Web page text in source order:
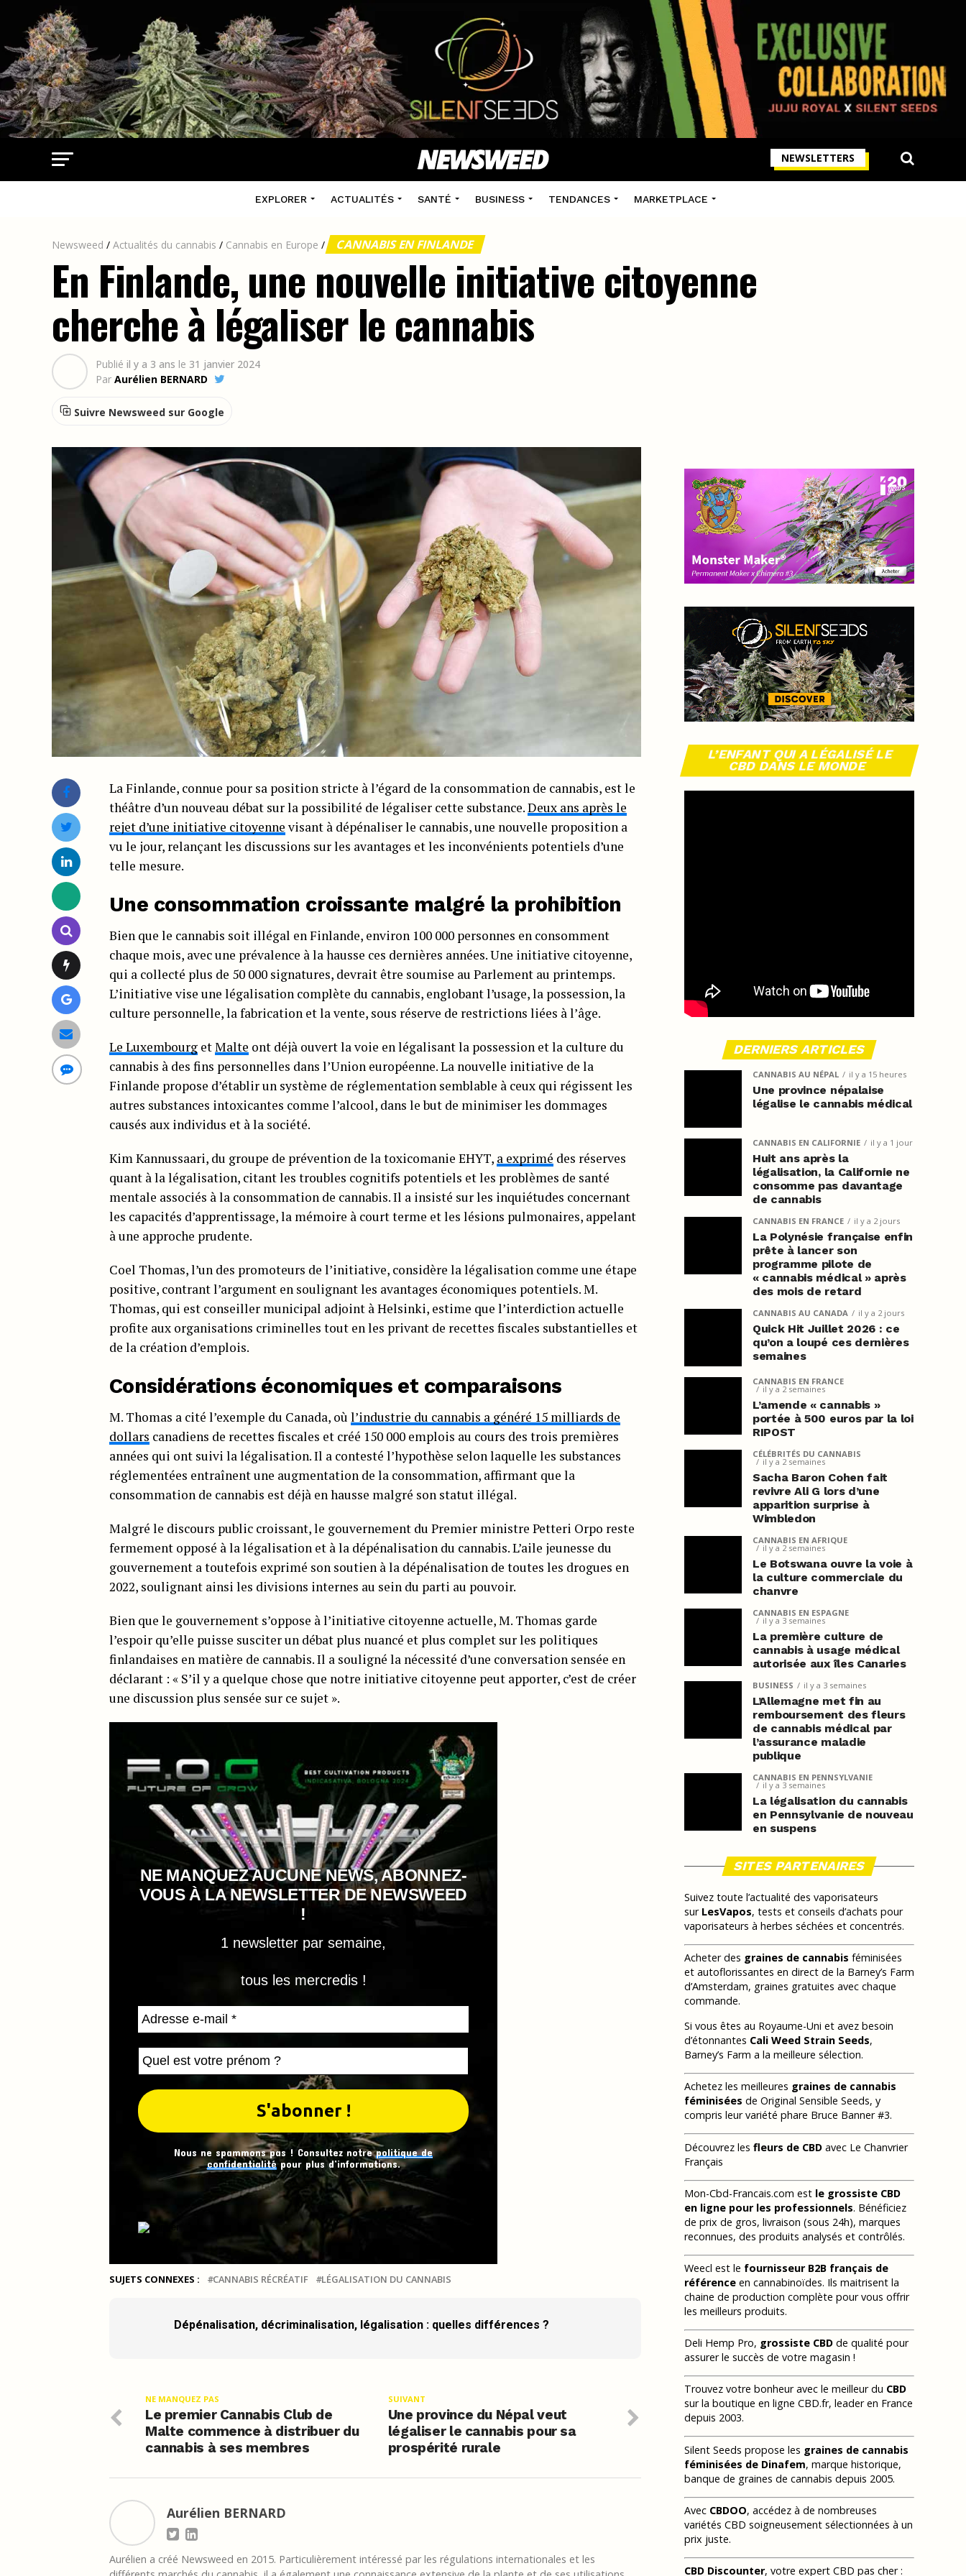
NEWSLETTERS
EXPLORER ACTUALITÉS SANTÉ BUSINESS TENDANCES MARKETPLACE
Newsweed / Actualités du cannabis / Cannabis en Europe / CANNABIS EN FINLANDE
En Finlande, une nouvelle initiative citoyenne
cherche à légaliser le cannabis
Publié il y a 3 ans le 31 janvier 2024
Par Aurélien BERNARD
Suivre Newsweed sur Google
La Finlande, connue pour sa position stricte à l’égard de la consommation de cannabis, est le
théâtre d’un nouveau débat sur la possibilité de légaliser cette substance.Deux ans après le
rejet d’une initiative citoyenne visant à dépénaliser le cannabis, une nouvelle proposition a
vu le jour, relançant les discussions sur les avantages et les inconvénients potentiels d’une
telle mesure.
Une consommation croissante malgré la prohibition
Bien que le cannabis soit illégal en Finlande, environ 100 000 personnes en consomment
chaque mois, avec une prévalence à la hausse ces dernières années. Une initiative citoyenne,
qui a collecté plus de 50 000 signatures, devrait être soumise au Parlement au printemps.
L’initiative vise une légalisation complète du cannabis, englobant l’usage, la possession, la
culture personnelle, la fabrication et la vente, sous réserve de restrictions liées à l’âge.
Le Luxembourg etMalte ont déjà ouvert la voie en légalisant la possession et la culture du
cannabis à des fins personnelles dans l’Union européenne. La nouvelle initiative de la
Finlande propose d’établir un système de réglementation semblable à ceux qui régissent les
autres substances intoxicantes comme l’alcool, dans le but de minimiser les dommages
causés aux individus et à la société.
Kim Kannussaari, du groupe de prévention de la toxicomanie EHYT, a exprimé des réserves
quant à la légalisation, citant les troubles cognitifs potentiels et les problèmes de santé
mentale associés à la consommation de cannabis. Il a insisté sur les inquiétudes concernant
les capacités d’apprentissage, la mémoire à court terme et les lésions pulmonaires, appelant
à une approche prudente.
Coel Thomas, l’un des promoteurs de l’initiative, considère la légalisation comme une étape
positive, contrant l’argument en soulignant les avantages économiques potentiels. M.
Thomas, qui est conseiller municipal adjoint à Helsinki, estime que l’interdiction actuelle
profite aux organisations criminelles tout en les privant de recettes fiscales substantielles et
de la création d’emplois.
Considérations économiques et comparaisons
M. Thomas a cité l’exemple du Canada, où l’industrie du cannabis a généré 15 milliards de
dollars canadiens de recettes fiscales et créé 150 000 emplois au cours des trois premières
années qui ont suivi la légalisation. Il a contesté l’hypothèse selon laquelle les substances
réglementées entraînent une augmentation de la consommation, affirmant que la
consommation de cannabis est déjà en hausse malgré son statut illégal.
Malgré le discours public croissant, le gouvernement du Premier ministre Petteri Orpo reste
fermement opposé à la légalisation et à la dépénalisation du cannabis. L’aile jeunesse du
gouvernement a toutefois exprimé son soutien à la dépénalisation de toutes les drogues en
2022, soulignant ainsi les divisions internes au sein du parti au pouvoir.
Bien que le gouvernement s’oppose à l’initiative citoyenne actuelle, M. Thomas garde
l’espoir qu’elle puisse susciter un débat plus nuancé et plus complet sur les politiques
finlandaises en matière de cannabis. Il a souligné la nécessité d’une conversation sensée en
déclarant : « S’il y a quelque chose que notre initiative citoyenne peut apporter, c’est de créer
une discussion plus sensée sur ce sujet ».
NE MANQUEZ AUCUNE NEWS, ABONNEZ-
VOUS À LA NEWSLETTER DE NEWSWEED
!
1 newsletter par semaine,
tous les mercredis !
Nous ne spammons pas ! Consultez notrepolitique de
confidentialitépour plus d’informations.
SUJETS CONNEXES : CANNABIS RÉCRÉATIF LÉGALISATION DU CANNABIS
Dépénalisation, décriminalisation, légalisation : quelles différences ?
SUIVANT
Une province du Népal veut
légaliser le cannabis pour sa
prospérité rurale
NE MANQUEZ PAS
Le premier Cannabis Club de
Malte commence à distribuer du
cannabis à ses membres
Aurélien BERNARD
Aurélien a créé Newsweed en 2015. Particulièrement intéressé par les régulations internationales et les
L’ENFANT QUI A LÉGALISÉ LE
CBD DANS LE MONDE
DERNIERS ARTICLES
CANNABIS AU NÉPAL il y a 15 heures
Une province népalaise
légalise le cannabis médical
CANNABIS EN CALIFORNIE il y a 1 jour
Huit ans après la
légalisation, la Californie ne
consomme pas davantage
de cannabis
CANNABIS EN FRANCE il y a 2 jours
La Polynésie française enfin
prête à lancer son
programme pilote de
« cannabis médical » après
des mois de retard
CANNABIS AU CANADA il y a 2 jours
Quick Hit Juillet 2026 : ce
qu’on a loupé ces dernières
semaines
CANNABIS EN FRANCE
il y a 2 semaines
L’amende « cannabis »
portée à 500 euros par la loi
RIPOST
CÉLÉBRITÉS DU CANNABIS
il y a 2 semaines
Sacha Baron Cohen fait
revivre Ali G lors d’une
apparition surprise à
Wimbledon
CANNABIS EN AFRIQUE
il y a 2 semaines
Le Botswana ouvre la voie à
la culture commerciale du
chanvre
CANNABIS EN ESPAGNE
il y a 3 semaines
La première culture de
cannabis à usage médical
autorisée aux îles Canaries
BUSINESS il y a 3 semaines
L’Allemagne met fin au
remboursement des fleurs
de cannabis médical par
l’assurance maladie
publique
CANNABIS EN PENNSYLVANIE
il y a 3 semaines
La légalisation du cannabis
en Pennsylvanie de nouveau
en suspens
SITES PARTENAIRES
Suivez toute l’actualité des vaporisateurs
sur LesVapos, tests et conseils d’achats pour
vaporisateurs à herbes séchées et concentrés.
Acheter des graines de cannabis féminisées
et autoflorissantes en direct de la Barney’s Farm
d’Amsterdam, graines gratuites avec chaque
commande.
Si vous êtes au Royaume-Uni et avez besoin
d’étonnantes Cali Weed Strain Seeds,
Barney’s Farm a la meilleure sélection.
Achetez les meilleures graines de cannabis
féminisées de Original Sensible Seeds, y
compris leur variété phare Bruce Banner #3.
Découvrez les fleurs de CBD avec Le Chanvrier
Français
Mon-Cbd-Francais.com est le grossiste CBD
en ligne pour les professionnels. Bénéficiez
de prix de gros, livraison (sous 24h), marques
reconnues, des produits analysés et contrôlés.
Weecl est le fournisseur B2B français de
référence en cannabinoïdes. Ils maitrisent la
chaine de production complète pour vous offrir
les meilleurs produits.
Deli Hemp Pro, grossiste CBD de qualité pour
assurer le succès de votre magasin !
Trouvez votre bonheur avec le meilleur du CBD
sur la boutique en ligne CBD.fr, leader en France
depuis 2003.
Silent Seeds propose les graines de cannabis
féminisées de Dinafem, marque historique,
banque de graines de cannabis depuis 2005.
Avec CBDOO, accédez à de nombreuses
variétés CBD soigneusement sélectionnées à un
prix juste.
CBD Discounter, votre expert CBD pas cher :